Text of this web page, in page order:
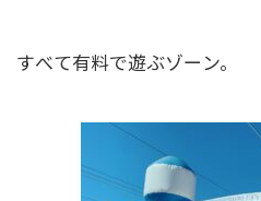
すべて有料で遊ぶゾーン。